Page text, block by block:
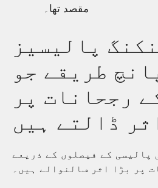
مقصد تھا۔
پالیسیز
طریقے جو
رجحانات پر
ڈالتے ہیں
پالیسی کے فیصلوں کے ذریعے
پر بڑا اثر ڡالنوالے ہیں۔